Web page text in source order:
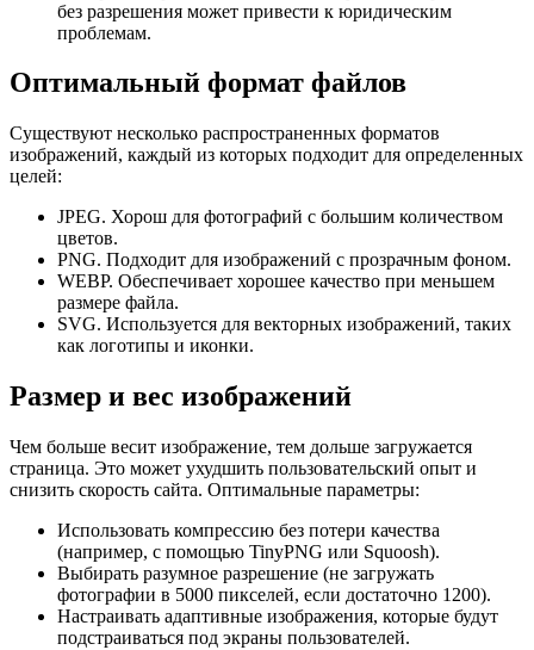
без разрешения может привести к юридическим
проблемам.
Оптимальный формат файлов
Существуют несколько распространенных форматов
изображений, каждый из которых подходит для определенных
целей:
JPEG. Хорош для фотографий с большим количеством
цветов.
PNG. Подходит для изображений с прозрачным фоном.
WEBP. Обеспечивает хорошее качество при меньшем
размере файла.
SVG. Используется для векторных изображений, таких
как логотипы и иконки.
Размер и вес изображений
Чем больше весит изображение, тем дольше загружается
страница. Это может ухудшить пользовательский опыт и
снизить скорость сайта. Оптимальные параметры:
Использовать компрессию без потери качества
(например, с помощью TinyPNG или Squoosh).
Выбирать разумное разрешение (не загружать
фотографии в 5000 пикселей, если достаточно 1200).
Настраивать адаптивные изображения, которые будут
подстраиваться под экраны пользователей.